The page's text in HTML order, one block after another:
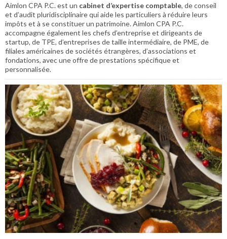
Aimlon CPA P.C. est un cabinet d’expertise comptable, de conseil
et d’audit pluridisciplinaire qui aide les particuliers à réduire leurs
impôts et à se constituer un patrimoine. Aimlon CPA P.C.
accompagne également les chefs d’entreprise et dirigeants de
startup, de TPE, d’entreprises de taille intermédiaire, de PME, de
filiales américaines de sociétés étrangères, d’associations et
fondations, avec une offre de prestations spécifique et
personnalisée.